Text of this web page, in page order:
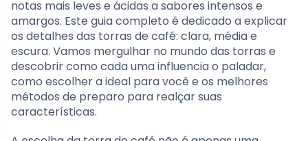
notas mais leves e ácidas a sabores intensos e
amargos. Este guia completo é dedicado a explicar
os detalhes das torras de café: clara, média e
escura. Vamos mergulhar no mundo das torras e
descobrir como cada uma influencia o paladar,
como escolher a ideal para você e os melhores
métodos de preparo para realçar suas
características.